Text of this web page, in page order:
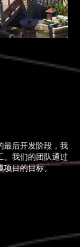
最后开发阶段，我
。我们的团队通过
项目的目标。